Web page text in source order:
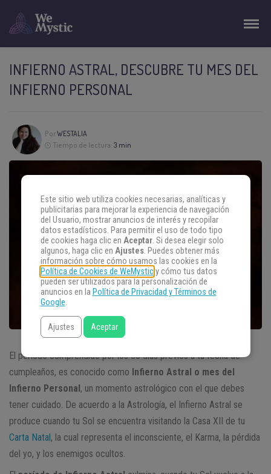
INFIERNO ASTRAL, DESCUBRE TU MES DEL
INFIERNO PERSONAL
PorWESTALIA
Tiempo de lectura: 3 min
El período comprendido por los 30 días previos a tu fecha de
cumpleaños, es conocido como Infierno Astral o mes del
Infierno Personal, un momento astrológico con el que debes
tener cuidado. De acuerdo a la Astrología, el Infierno Astral se
produce cuando tu Sol se encuentra visitando la Casa XII de tu
Carta Natal, la cual representa el inconsciente, el Karma, la pérdida
del yo, y los enemigos ocultos.
Este sitio web utiliza cookies necesarias, analíticas y
publicitarias para mejorar la experiencia de navegación
del Usuario, mostrar anuncios de interés y recopilar
datos estadísticos. Para permitir el uso de todo tipo
de cookies haga clic en Aceptar. Si desea elegir solo
algunos, haga clic en Ajustes. Puedes obtener más
información sobre cómo usamos las cookies en la
Política de Cookies de WeMysticy cómo tus datos
pueden ser utilizados para la personalización de
anuncios en la Política de Privacidad y Términos de
Google.
Ajustes Aceptar